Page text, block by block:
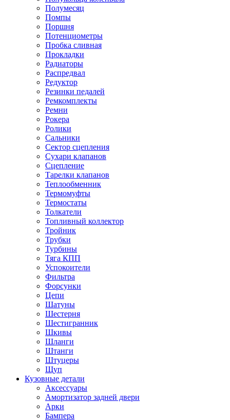
Полумесяц
Помпы
Поршня
Потенциометры
Пробка сливная
Прокладки
Радиаторы
Распредвал
Редуктор
Резинки педалей
Ремкомплекты
Ремни
Рокера
Ролики
Сальники
Сектор сцепления
Сухари клапанов
Сцепление
Тарелки клапанов
Теплообменник
Термомуфты
Термостаты
Толкатели
Топливный коллектор
Тройник
Трубки
Турбины
Тяга КПП
Успокоители
Фильтра
Форсунки
Цепи
Шатуны
Шестерня
Шестигранник
Шкивы
Шланги
Штанги
Штуцеры
Щуп
Кузовные детали
Аксессуары
Амортизатор задней двери
Арки
Бампера